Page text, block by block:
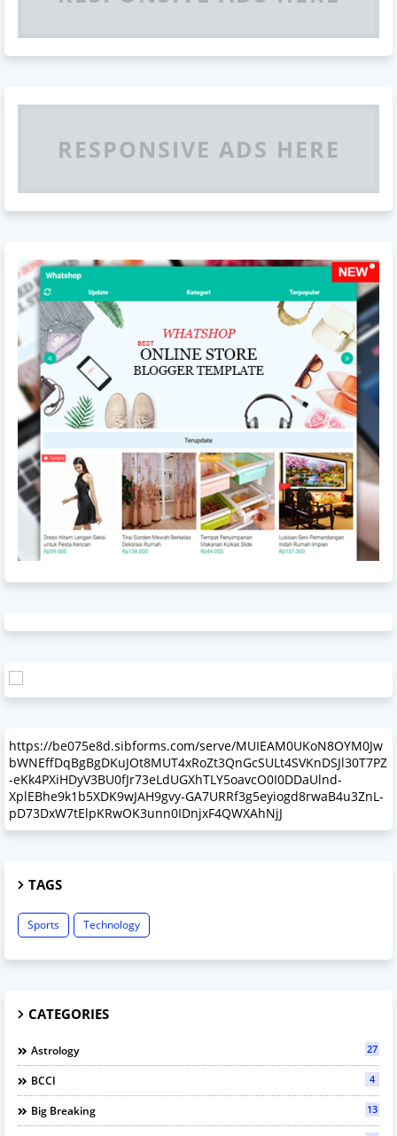
RESPONSIVE ADS HERE
https://be075e8d.sibforms.com/serve/MUIEAM0UKoN8OYM0Jw
bWNEffDqBgBgDKuJOt8MUT4xRoZt3QnGcSULt4SVKnDSJl30T7PZ
-eKk4PXiHDyV3BU0fJr73eLdUGXhTLY5oavcO0I0DDaUlnd-
XplEBhe9k1b5XDK9wJAH9gvy-GA7URRf3g5eyiogd8rwaB4u3ZnL-
pD73DxW7tElpKRwOK3unn0IDnjxF4QWXAhNjJ
TAGS
Sports Technology
CATEGORIES
Astrology 27
BCCI 4
Big Breaking 13